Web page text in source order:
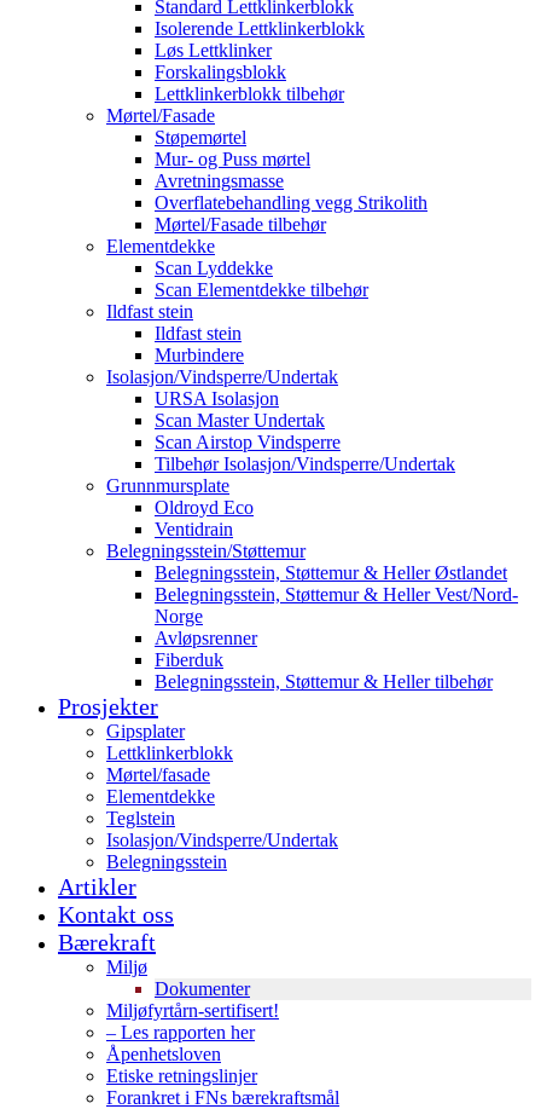
Standard Lettklinkerblokk
Isolerende Lettklinkerblokk
Løs Lettklinker
Forskalingsblokk
Lettklinkerblokk tilbehør
Mørtel/Fasade
Støpemørtel
Mur- og Puss mørtel
Avretningsmasse
Overflatebehandling vegg Strikolith
Mørtel/Fasade tilbehør
Elementdekke
Scan Lyddekke
Scan Elementdekke tilbehør
Ildfast stein
Ildfast stein
Murbindere
Isolasjon/Vindsperre/Undertak
URSA Isolasjon
Scan Master Undertak
Scan Airstop Vindsperre
Tilbehør Isolasjon/Vindsperre/Undertak
Grunnmursplate
Oldroyd Eco
Ventidrain
Belegningsstein/Støttemur
Belegningsstein, Støttemur & Heller Østlandet
Belegningsstein, Støttemur & Heller Vest/Nord-
Norge
Avløpsrenner
Fiberduk
Belegningsstein, Støttemur & Heller tilbehør
Prosjekter
Gipsplater
Lettklinkerblokk
Mørtel/fasade
Elementdekke
Teglstein
Isolasjon/Vindsperre/Undertak
Belegningsstein
Artikler
Kontakt oss
Bærekraft
Miljø
Dokumenter
Miljøfyrtårn-sertifisert!
– Les rapporten her
Åpenhetsloven
Etiske retningslinjer
Forankret i FNs bærekraftsmål